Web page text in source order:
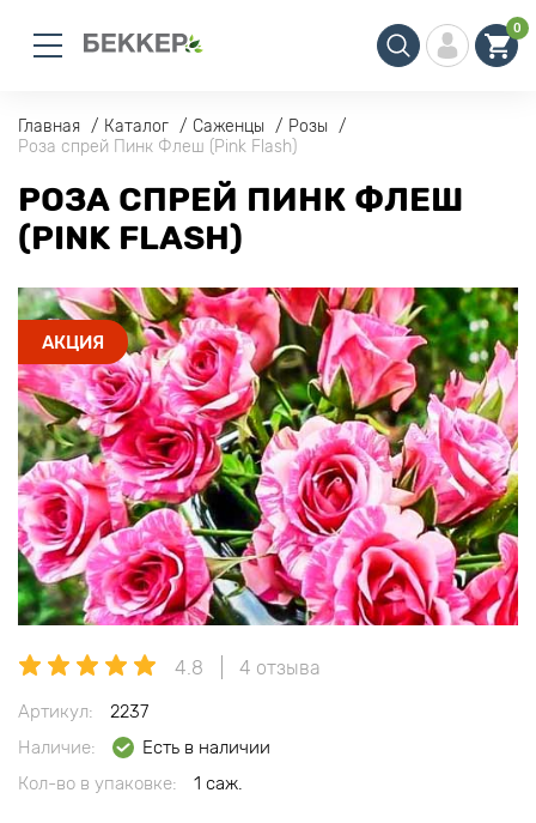
0
Главная Каталог Саженцы
Розы
Роза спрей Пинк Флеш (Pink Flash)
РОЗА СПРЕЙ ПИНК ФЛЕШ
(PINK FLASH)
АКЦИЯ
4.8 4 отзыва
Артикул:
2237
Наличие:
Есть в наличии
Кол-во в упаковке:
1 саж.